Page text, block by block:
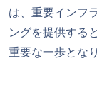
は、重要インフ
ングを提供する
重要な一歩とな